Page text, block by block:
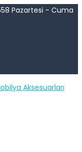
Pazartesi - Cuma